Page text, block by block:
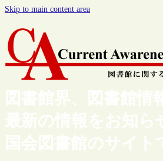
Skip to main content area
図書館界、図書館情
最新の情報をお知ら
国会図書館のサイト